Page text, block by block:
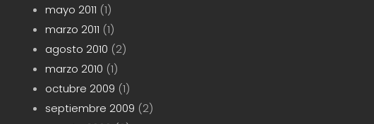
mayo 2011 (1)
marzo 2011 (1)
agosto 2010 (2)
marzo 2010 (1)
octubre 2009 (1)
septiembre 2009 (2)